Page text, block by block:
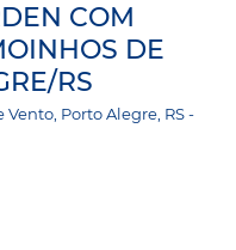
COM
DE
RS
Porto Alegre, RS -